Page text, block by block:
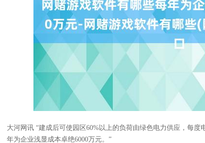
大河网讯 “建成后可使园区60%以上的负荷由绿色电力供应，每
年为企业浅显成本卓绝6000万元。”